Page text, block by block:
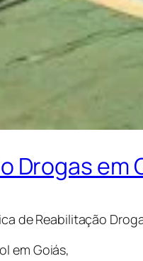
Drogas em
de Reabilitação
em Goiás,